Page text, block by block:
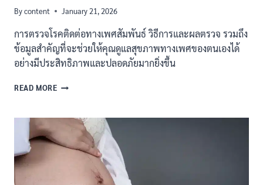
Bycontent January 21, 2026
การตรวจโรคติดต่อทางเพศสัมพันธ์ วิธีการและผลตรวจ รวมถึง
ข้อมูลสำคัญที่จะช่วยให้คุณดูแลสุขภาพทางเพศของตนเองได้
อย่างมีประสิทธิภาพและปลอดภัยมากยิ่งขึ้น
READ MOREตรวจ
ทาง
สัมพันธ์